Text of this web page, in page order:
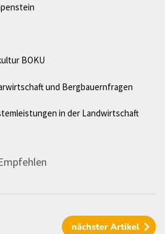
BOKU
und Bergbauernfragen
in der Landwirtschaft
nächster Artikel